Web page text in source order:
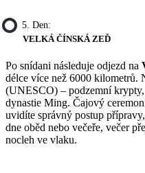
5. Den:
VELKÁ ČÍNSKÁ ZEĎ
Po snídani následuje odjezd na
délce více než 6000 kilometrů.
(UNESCO) – podzemní
dynastie Ming. Čajový
uvidíte správný postup
dne oběd nebo večeře, večer
nocleh ve vlaku.